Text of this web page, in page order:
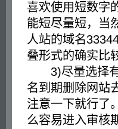
喜欢使用短数字
能短尽量短，当
人站的域名
叠形式的确实比
3)尽量选择有
名到期删除网站
注意一下就行了
么容易进入审核